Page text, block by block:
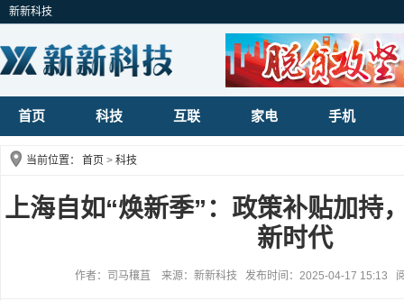
新新科技
首页 科技 互联 家电 手机
当前位置： 首页 > 科技
上海自如“焕新季”：政策补贴加持
新时代
作者：司马穰苴 来源：新新科技 发布时间：2025-04-17 15:13